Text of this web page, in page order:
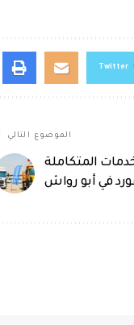
Twitter
الموضوع التالي
المتكاملة
في أبو رواش